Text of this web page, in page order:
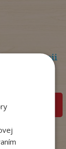
v akcii
košíka